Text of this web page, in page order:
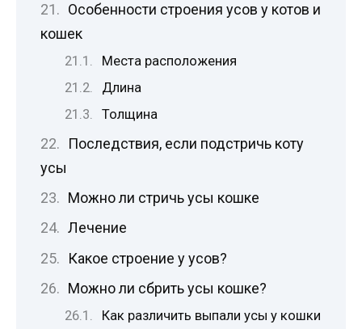
Особенности строения усов у котов и
кошек
Места расположения
Длина
Толщина
Последствия, если подстричь коту
усы
Можно ли стричь усы кошке
Лечение
Какое строение у усов?
Можно ли сбрить усы кошке?
Как различить выпали усы у кошки